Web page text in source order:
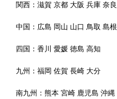
関西：滋賀 京都 大阪 兵庫 奈良
中国： 広島 岡山 山口 鳥取 島根
四国：香川 愛媛 徳島 高知
九州：福岡 佐賀 長崎 大分
南九州：熊本 宮崎 鹿児島 沖縄